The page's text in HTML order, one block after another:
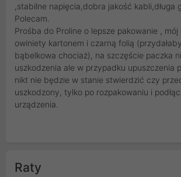
,stabilne napięcia,dobra jakość kabli,długa
Polecam.
Prośba do Proline o lepsze pakowanie , mój
owiniety kartonem i czarną folią
bąbelkowa chociaż), na szczęście paczka
uszkodzenia ale w przypadku upuszczenia
nikt nie będzie w stanie stwierdzić czy
uszkodzony, tylko po rozpakowaniu i
urządzenia.
Raty